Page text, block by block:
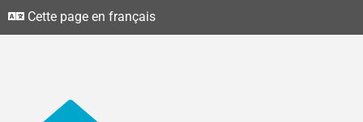
Cette page en français